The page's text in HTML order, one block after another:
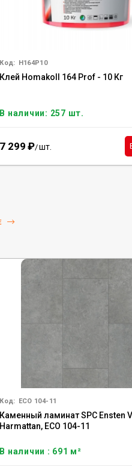
Код: H164P10
Клей Homakoll 164 Prof - 10 Кг
В наличии: 257 шт.
7 299 ₽/шт.
Код: ECO 104-11
Каменный ламинат SPC Ensten
Harmattan, ECO 104-11
В наличии : 691 м²